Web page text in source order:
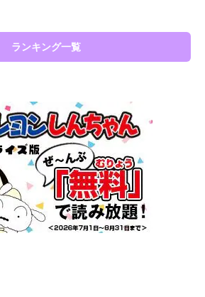
ランキング一覧